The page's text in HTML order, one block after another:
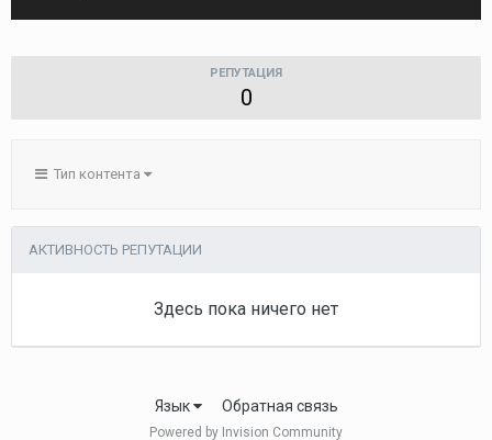
РЕПУТАЦИЯ
0
Тип контента
АКТИВНОСТЬ РЕПУТАЦИИ
Здесь пока ничего нет
Язык Обратная связь
Powered by Invision Community